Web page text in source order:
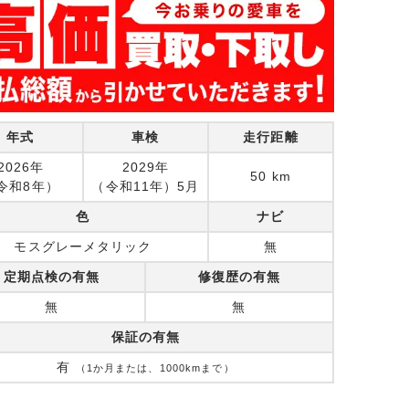
年式 車検 走行距離
年
和8年）
2029年
（令和11年）5月
50 km
色 ナビ
モスグレーメタリック 無
定期点検の有無 修復歴の有無
無 無
保証の有無
有 （1か月または、1000kmまで）